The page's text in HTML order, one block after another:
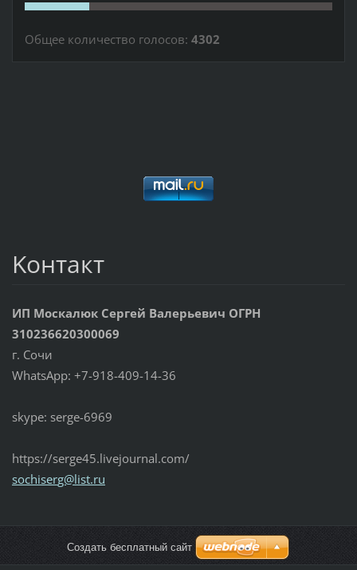
Общее количество голосов: 4302
Koнтакт
ИП Москалюк Сергей Валерьевич ОГРН
310236620300069
г. Сочи
WhatsApp: +7-918-409-14-36
skype: serge-6969
https://serge45.livejournal.com/
sochiserg@list.ru
Создать бесплатный сайт